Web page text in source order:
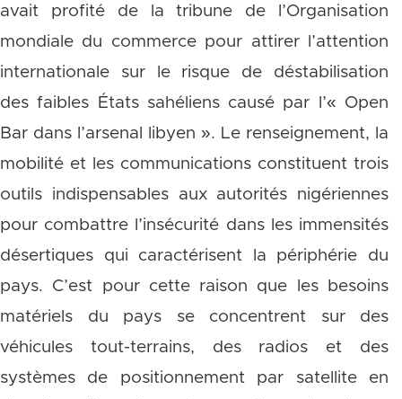
avait profité de la tribune de l’Organisation
mondiale du commerce pour attirer l’attention
internationale sur le risque de déstabilisation
des faibles États sahéliens causé par l’« Open
Bar dans l’arsenal libyen ». Le renseignement, la
mobilité et les communications constituent trois
outils indispensables aux autorités nigériennes
pour combattre l’insécurité dans les immensités
désertiques qui caractérisent la périphérie du
pays. C’est pour cette raison que les besoins
matériels du pays se concentrent sur des
véhicules tout-terrains, des radios et des
systèmes de positionnement par satellite en